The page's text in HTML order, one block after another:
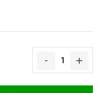
Moje objednávka